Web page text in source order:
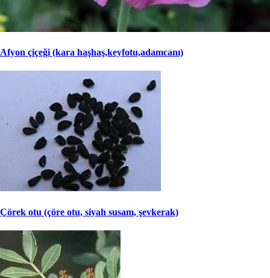
Afyon çiçeği (kara haşhaş,keyfotu,adamcanı)
Çörek otu (çöre otu, siyah susam, şevkerak)